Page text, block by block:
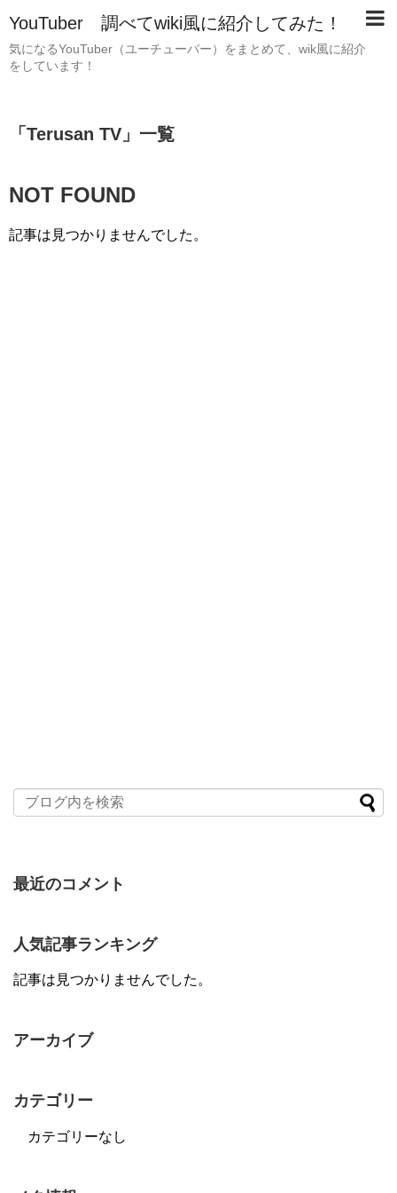
YouTuber 調べてwiki風に紹介してみた！
気になるYouTuber（ユーチューバー）をまとめて、wik風に紹介
をしています！
「 Terusan TV 」 一覧
NOT FOUND
記事は見つかりませんでした。
最近のコメント
人気記事ランキング
記事は見つかりませんでした。
アーカイブ
カテゴリー
カテゴリーなし